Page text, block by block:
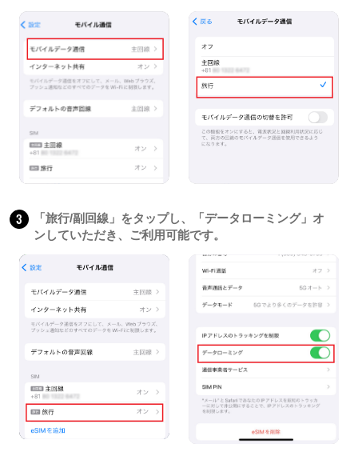
3
「旅行/副回線」をタップし、「データローミング」オ
ンしていただき、ご利用可能です。